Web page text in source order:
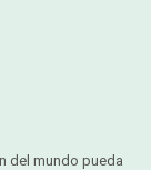
del mundo pueda